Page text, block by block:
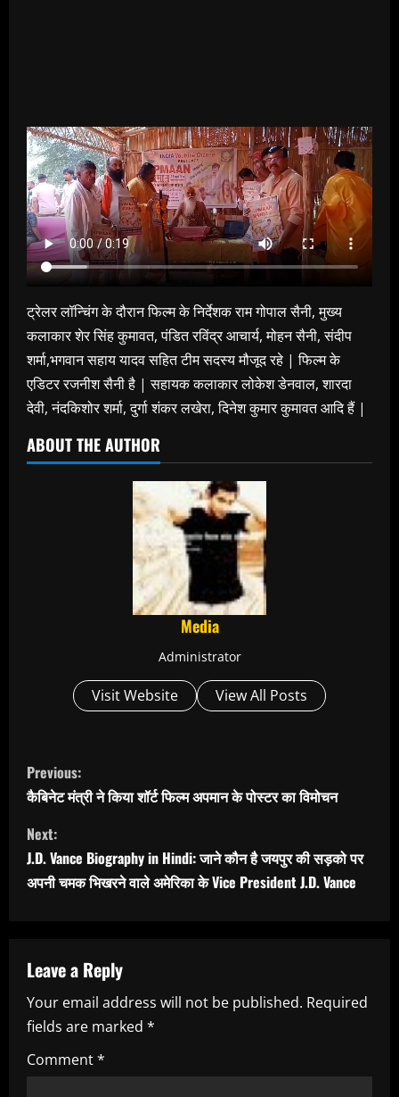
ट्रेलर लॉन्चिंग के दौरान फिल्म के निर्देशक राम गोपाल सैनी, मुख्य
कलाकार शेर सिंह कुमावत, पंडित रविंद्र आचार्य, मोहन सैनी, संदीप
शर्मा,भगवान सहाय यादव सहित टीम सदस्य मौजूद रहे | फिल्म के
एडिटर रजनीश सैनी है | सहायक कलाकार लोकेश डेनवाल, शारदा
देवी, नंदकिशोर शर्मा, दुर्गा शंकर लखेरा, दिनेश कुमार कुमावत आदि हैं |
ABOUT THE AUTHOR
Media
Administrator
Visit Website View All Posts
C
o
n
t
n
u
e
R
Previous:
कैबिनेट मंत्री ने किया शॉर्ट फिल्म अपमान के पोस्टर का विमोचन
Next:
J.D. Vance Biography in Hindi: जाने कौन है जयपुर की सड़को पर
अपनी चमक भिखरने वाले अमेरिका के Vice President J.D. Vance
Leave a Reply
Your email address will not be published. Required
fields are marked *
Comment*